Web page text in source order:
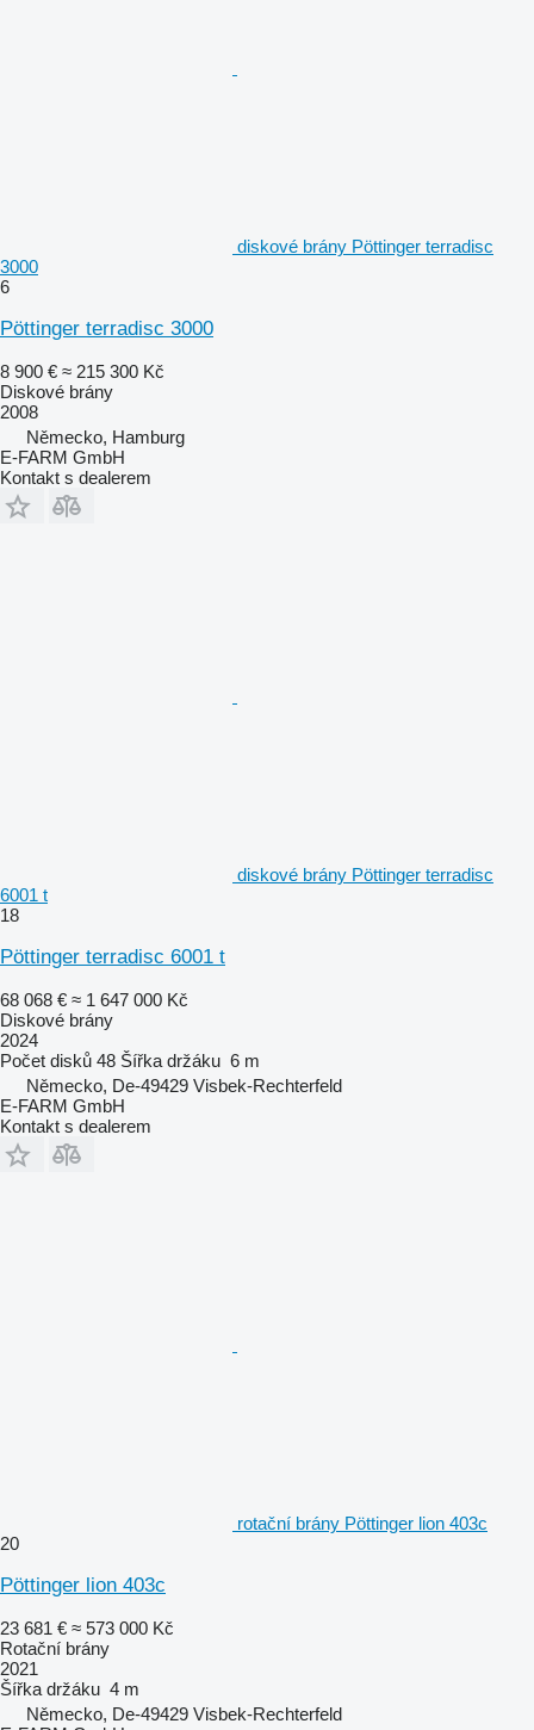
diskové brány Pöttinger terradisc
3000
6
Pöttinger terradisc 3000
8 900 € ≈ 215 300 Kč
Diskové brány
2008
Německo, Hamburg
E-FARM GmbH
Kontakt s dealerem
diskové brány Pöttinger terradisc
6001 t
18
Pöttinger terradisc 6001 t
68 068 € ≈ 1 647 000 Kč
Diskové brány
2024
Počet disků 48 Šířka držáku 6 m
Německo, De-49429 Visbek-Rechterfeld
E-FARM GmbH
Kontakt s dealerem
rotační brány Pöttinger lion 403c
20
Pöttinger lion 403c
23 681 € ≈ 573 000 Kč
Rotační brány
2021
Šířka držáku 4 m
Německo, De-49429 Visbek-Rechterfeld